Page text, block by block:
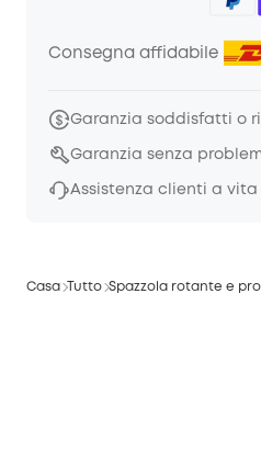
Consegna affidabile
Garanzia soddisfatti o
Garanzia senza
Assistenza clienti a vita
Casa Tutto Spazzola rotante e